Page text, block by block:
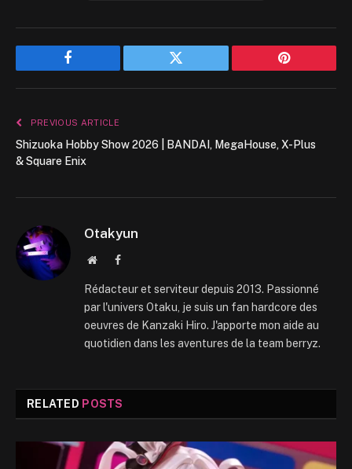
Facebook Twitter Pinterest
PREVIOUS ARTICLE
Shizuoka Hobby Show 2026 | BANDAI, MegaHouse, X-Plus
& Square Enix
Otakyun
WebsiteFacebook
Rédacteur et serviteur depuis 2013. Passionné
par l'univers Otaku, je suis un fan hardcore des
oeuvres de Kanzaki Hiro. J'apporte mon aide au
quotidien dans les aventures de la team berryz.
RELATED POSTS